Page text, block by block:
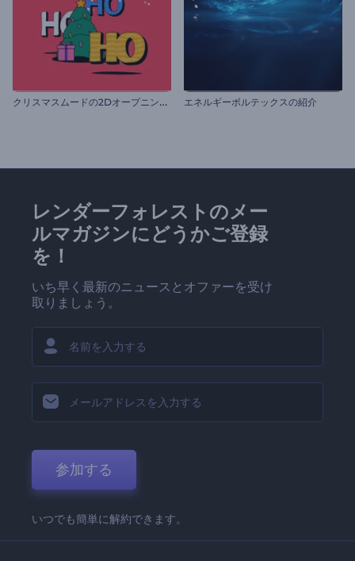
ク
リスマスムードの2Dオープニング動画 エネルギーボルテックスの紹介
レンダーフォレストのメー
ルマガジンにどうかご登録
を！
いち早く最新のニュースとオファーを受け
取りましょう。
参加する
いつでも簡単に解約できます。